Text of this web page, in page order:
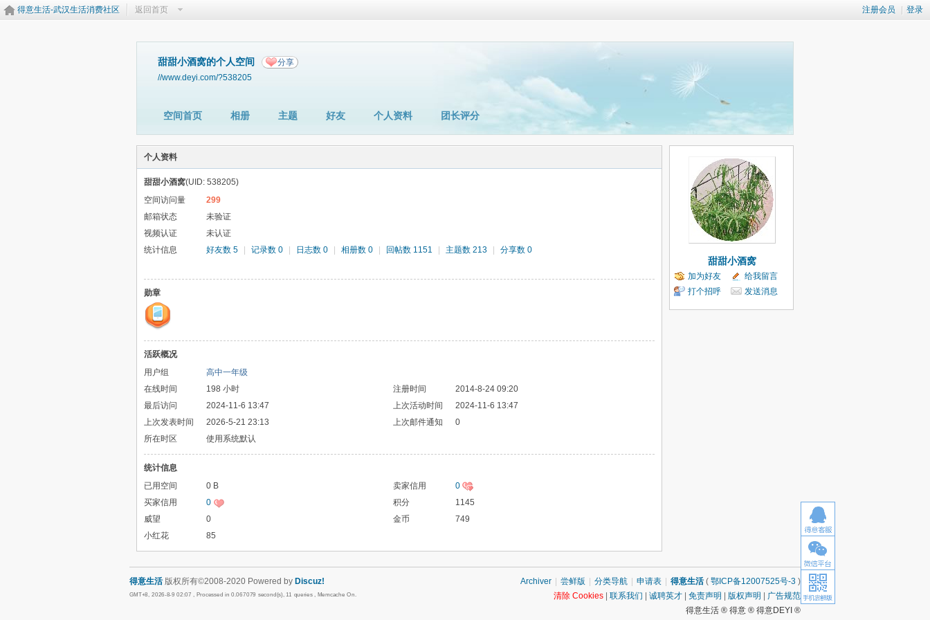
注册会员 登录
得意生活-武汉生活消费社区 返回首页
甜甜小酒窝的个人空间 分享
//www.deyi.com/?538205
空间首页 相册 主题 好友 个人资料 团长评分
个人资料
甜甜小酒窝(UID: 538205)
空间访问量
299
邮箱状态
未验证
视频认证
未认证
统计信息
好友数 5 记录数 0 日志数 0 相册数 0 回帖数 1151 主题数 213 分享数 0
勋章
活跃概况
用户组
高中一年级
在线时间
198 小时 注册时间
2014-8-24 09:20
最后访问
2024-11-6 13:47 上次活动时间
2024-11-6 13:47
上次发表时间
2026-5-21 23:13 上次邮件通知
0
所在时区
使用系统默认
统计信息
已用空间
0 B 卖家信用
0
买家信用
0 积分
1145
威望
0 金币
749
小红花
85
甜甜小酒窝
加为好友
给我留言
打个招呼
发送消息
Archiver 尝鲜版 分类导航 申请表 得意生活 ( 鄂ICP备12007525号-3 )
清除 Cookies
联系我们 诚聘英才 免责声明 版权声明
广告规范
得意生活 ® 得意 ® 得意DEYI ®
得意生活 版权所有©2008-2020 Powered by Discuz!
GMT+8, 2026-8-9 02:07 , Processed in 0.067079 second(s), 11 queries , Memcache On.